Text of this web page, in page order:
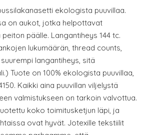
ekologista puuvillaa.
on aukot, jotka helpottavat
päälle. Langantiheys 144 tc.
lukumäärän, thread counts,
langantiheys, sitä
Tuote on 100% ekologista puuvillaa,
Kaikki aina puuvillan viljelystä
valmistukseen on tarkoin valvottua.
koko toimitusketjun läpi, ja
ovat hyvät. Jotexille tekstiilit